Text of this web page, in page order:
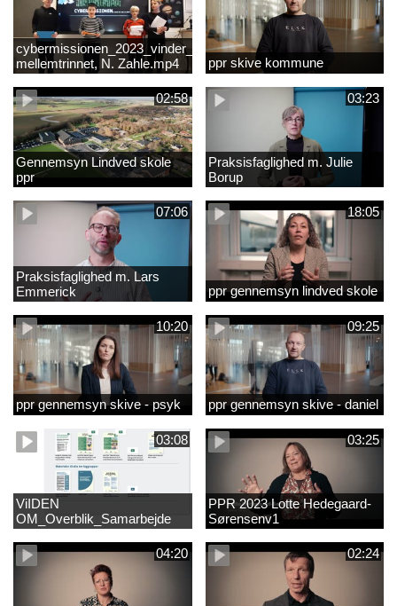
cybermissionen_2023_vinder_Vinder
mellemtrinnet, N. Zahle.mp4
ppr skive kommune
02:58
Gennemsyn Lindved skole
ppr
03:23
Praksisfaglighed m. Julie
Borup
07:06
Praksisfaglighed m. Lars
Emmerick
18:05
ppr gennemsyn lindved skole
10:20
ppr gennemsyn skive - psyk
09:25
ppr gennemsyn skive - daniel
03:08
ViIDEN
OM_Overblik_Samarbejde
med forældre om sproglig
udvikling og forebyggelse af
læsevanskelighede
03:25
PPR 2023 Lotte Hedegaard-
Sørensenv1
04:20 02:24